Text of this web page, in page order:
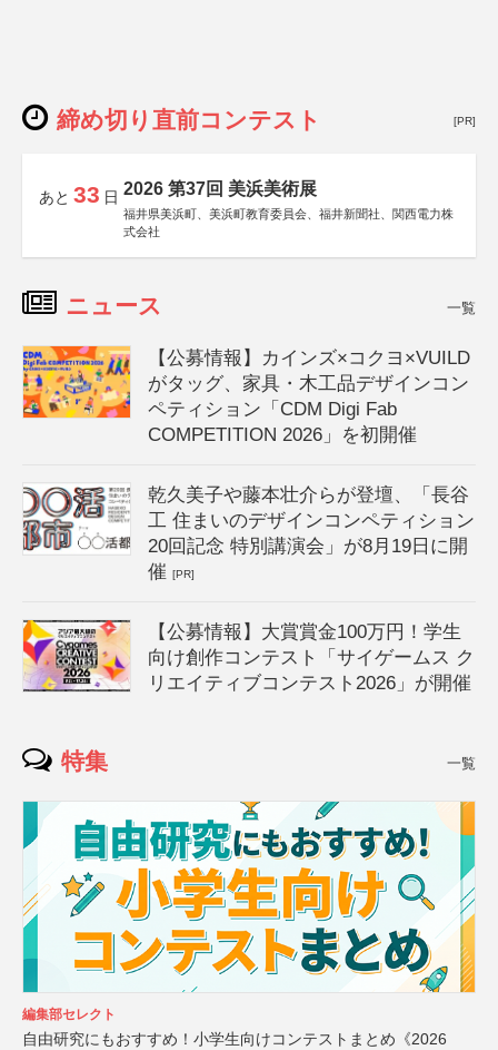
締め切り直前コンテスト [PR]
あと 33 日 2026 第37回 美浜美術展
福井県美浜町、美浜町教育委員会、福井新聞社、関西電力株
式会社
ニュース 一覧
【公募情報】カインズ×コクヨ×VUILD
がタッグ、家具・木工品デザインコン
ペティション「CDM Digi Fab
COMPETITION 2026」を初開催
乾久美子や藤本壮介らが登壇、「長谷
工 住まいのデザインコンペティション
20回記念 特別講演会」が8月19日に開
催[PR]
【公募情報】大賞賞金100万円！学生
向け創作コンテスト「サイゲームス ク
リエイティブコンテスト2026」が開催
特集 一覧
編集部セレクト
自由研究にもおすすめ！小学生向けコンテストまとめ《2026